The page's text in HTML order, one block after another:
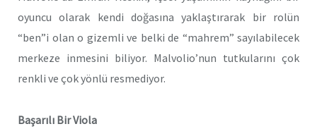
oyuncu olarak kendi doğasına yaklaştırarak bir rolün
“ben”i olan o gizemli ve belki de “mahrem” sayılabilecek
merkeze inmesini biliyor. Malvolio’nun tutkularını çok
renkli ve çok yönlü resmediyor.
Başarılı Bir Viola